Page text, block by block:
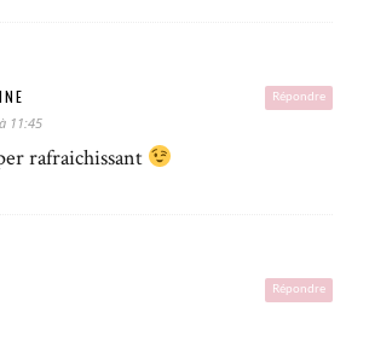
Répondre
11:45
rafraichissant
Répondre